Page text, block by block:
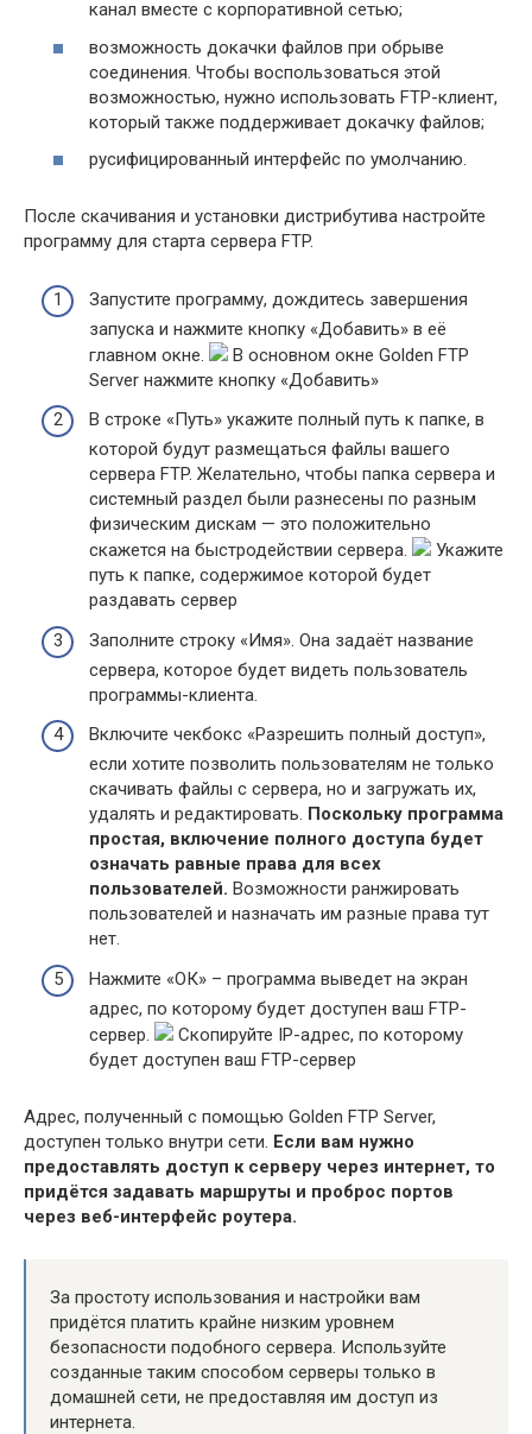
канал вместе с корпоративной сетью;
возможность докачки файлов при обрыве
соединения. Чтобы воспользоваться этой
возможностью, нужно использовать FTP-клиент,
который также поддерживает докачку файлов;
русифицированный интерфейс по умолчанию.
После скачивания и установки дистрибутива настройте
программу для старта сервера FTP.
Запустите программу, дождитесь завершения
запуска и нажмите кнопку «Добавить» в её
главном окне.
В основном окне Golden FTP
Server нажмите кнопку «Добавить»
В строке «Путь» укажите полный путь к папке, в
которой будут размещаться файлы вашего
сервера FTP. Желательно, чтобы папка сервера и
системный раздел были разнесены по разным
физическим дискам — это положительно
скажется на быстродействии сервера.
Укажите
путь к папке, содержимое которой будет
раздавать сервер
Заполните строку «Имя». Она задаёт название
сервера, которое будет видеть пользователь
программы-клиента.
Включите чекбокс «Разрешить полный доступ»,
если хотите позволить пользователям не только
скачивать файлы с сервера, но и загружать их,
удалять и редактировать. Поскольку программа
простая, включение полного доступа будет
означать равные права для всех
пользователей. Возможности ранжировать
пользователей и назначать им разные права тут
нет.
Нажмите «ОК» – программа выведет на экран
адрес, по которому будет доступен ваш FTP-
сервер.
Скопируйте IP-адрес, по которому
будет доступен ваш FTP-сервер
Адрес, полученный с помощью Golden FTP Server,
доступен только внутри сети. Если вам нужно
предоставлять доступ к серверу через интернет, то
придётся задавать маршруты и проброс портов
через веб-интерфейс роутера.
За простоту использования и настройки вам
придётся платить крайне низким уровнем
безопасности подобного сервера. Используйте
созданные таким способом серверы только в
домашней сети, не предоставляя им доступ из
интернета.